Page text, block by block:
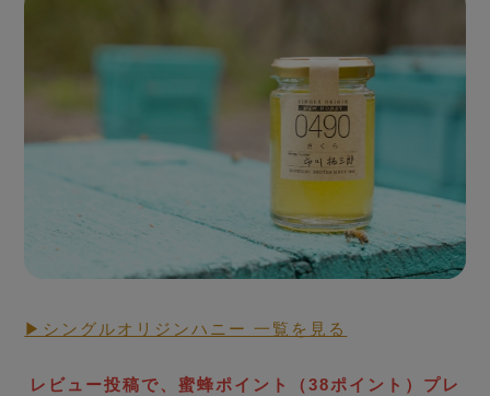
ハニーハンターが
買い付けした「新蜜」
RAW HONEY STORY
生蜂蜜
▶シングルオリジンハニー 一覧を見る
レビュー投稿で、蜜蜂ポイント（38ポイント）プレ